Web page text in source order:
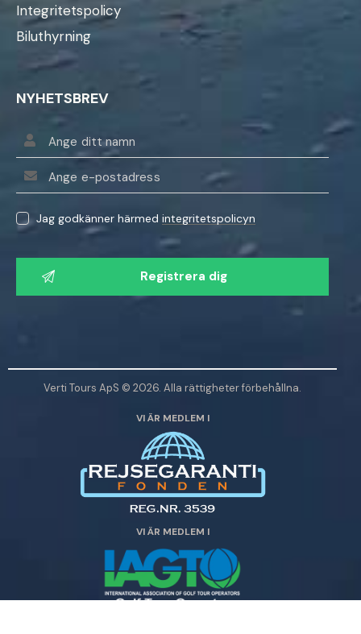
Integritetspolicy
Biluthyrning
NYHETSBREV
Jag godkänner härmedintegritetspolicyn
V
n
Verti Tours ApS © 2026. Alla rättigheter förbehållna.
VI ÄR MEDLEM I
VI ÄR MEDLEM I